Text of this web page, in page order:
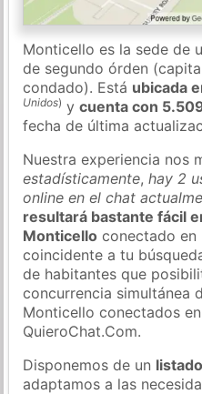
Monticello es la sede de
de segundo órden
condado). Está ubicada
Unidos) ycuenta con
fecha de última
Nuestra experiencia nos
estadísticamente,hay 2
online en el chat
resultará bastante fácil
Monticello conectado en
coincidente a tu
de habitantes que
concurrencia simultánea
Monticello conectados
QuieroChat.Com.
Disponemos de un
adaptamos a las